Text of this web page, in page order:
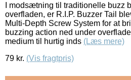
I modsætning til traditionelle buzz
overfladen, er R.I.P. Buzzer Tail
Multi-Depth Screw System for at
buzzing action ned under
medium til hurtig inds (Læs mere)
79 kr. (Vis fragtpris)